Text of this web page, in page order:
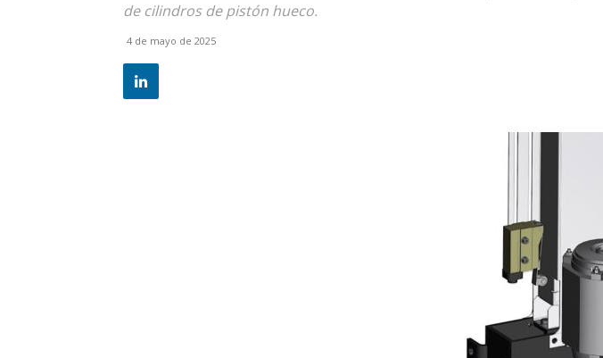
de cilindros de pistón hueco.
4 de mayo de 2025